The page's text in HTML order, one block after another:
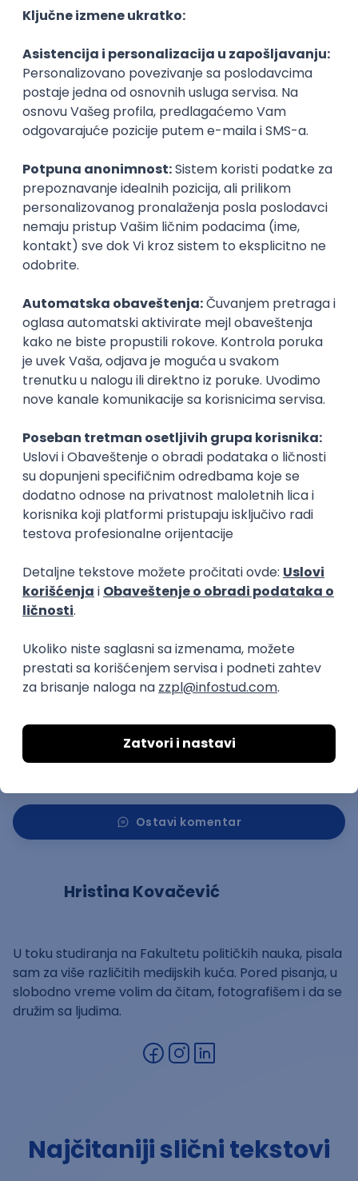
profesionalci i bilo mi je veliko zadovoljstvo što smo
„Proaktivnost je ono što te izdvaja
iz mase“
Za kraj, pitali smo Milicu koji su to saveti koji su njoj u
njenom ličnom iskustvu bili najkorisniji i koje savete bi
ona sada preporučila drugima koji žele da napreduju
u svojoj karijeri.
- Najkorisniji saveti koje sam dobila i koje bih sada
prosledila drugim studentima koji žele da napreduju u
karijeri su:aktivno se angažujte u vannastavnim
polje interesovanja pogotovo na završnim godinama
studija kada imate adekvatno znanje i razumevanje
privrede i izgradite jaku mrežu kontakatasa
profesorima, stručnjacima iz industrije i kolegama.
Proaktivnost je ono što će vas izdvojiti iz mase.
Takođe, savetovala bih da u prvim koracima u svetu
gde možete da učite, da se usavršavate da bi mogli
da pratite trendove. Poslodavci vole posvećene
zaposlene, ali i zaposlene koji imaju radoznalost i
spremnost da i dalje uče i da se usavršavaju – ističe
Buha.
aktivnostima isplate, svedoči nam priča ove
studentkinje. Uspeh je rezultat njene hrabrosti da se
istakne među brojnim kolegama i iskoristi priliku za
bude tvoj podstrek da radiš na sebi, sanjaš velike
snove i pokažeš svetu šta sve možeš da postigneš.
Kopiraj link
Ostavi komentar
Hristina Kovačević
U toku studiranja na Fakultetu političkih nauka, pisala
sam za više različitih medijskih kuća. Pored pisanja, u
slobodno vreme volim da čitam, fotografišem i da se
družim sa ljudima.
Najčitaniji slični tekstovi